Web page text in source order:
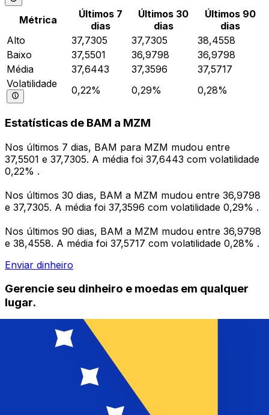
Métrica
Últimos 7
dias
Últimos 30
dias
Últimos 90
dias
Alto
37,7305 37,7305
38,4558
Baixo
37,5501 36,9798
36,9798
Média
37,6443 37,3596
37,5717
Volatilidade
0,22% 0,29% 0,28%
Estatísticas de BAM a MZM
Nos últimos 7 dias, BAM para MZM mudou entre
37,5501 e 37,7305. A média foi 37,6443 com volatilidade
0,22% .
Nos últimos 30 dias, BAM a MZM mudou entre 36,9798
e 37,7305. A média foi 37,3596 com volatilidade 0,29% .
Nos últimos 90 dias, BAM a MZM mudou entre 36,9798
e 38,4558. A média foi 37,5717 com volatilidade 0,28% .
Enviar dinheiro
Gerencie seu dinheiro e moedas em qualquer
lugar.
O aplicativo Xe tem tudo o que você precisa para
transferências internacionais de dinheiro e
gerenciamento de moedas. Converta moedas, defina
alertas de taxas de câmbio e transfira dinheiro para o
exterior sem taxas ocultas. Baixe hoje mesmo!